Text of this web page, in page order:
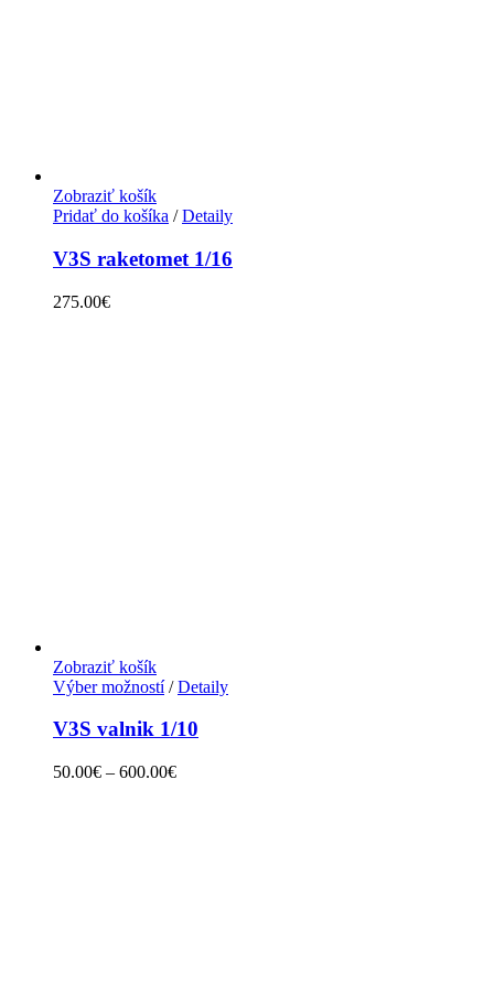
Zobraziť košík
Pridať do košíka / Detaily
V3S raketomet 1/16
275.00€
Zobraziť košík
Výber možností/ Detaily
V3S valnik 1/10
50.00€ – 600.00€